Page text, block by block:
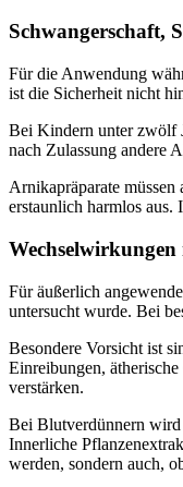
Schwangerschaft,
Für die Anwendung
ist die Sicherheit nicht
Bei Kindern unter zwölf
nach Zulassung andere
Arnikapräparate
erstaunlich harmlos aus.
Für äußerlich
untersucht wurde. Bei
Besondere Vorsicht ist
Einreibungen,
verstärken.
Bei Blutverdünnern wird
Innerliche
werden, sondern auch,